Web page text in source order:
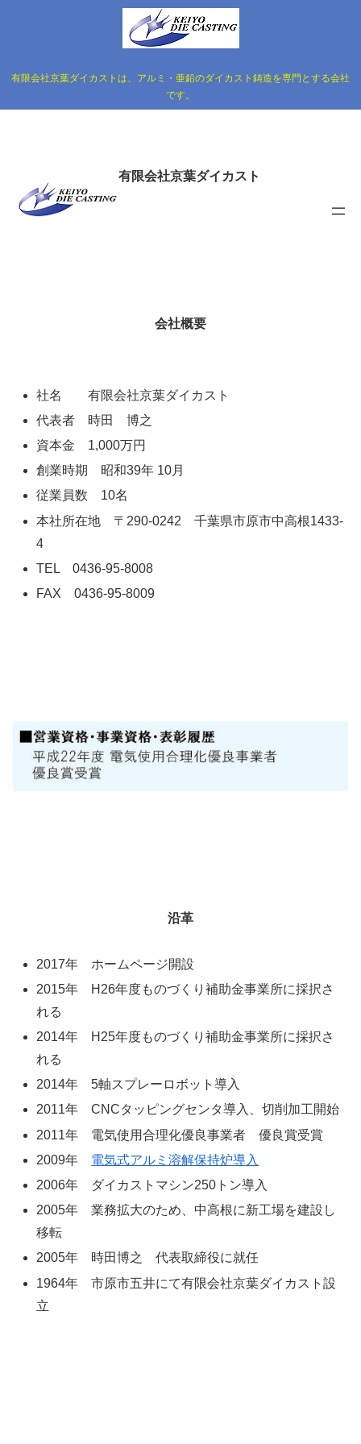
有限会社京葉ダイカストは、アルミ・亜鉛のダイカスト鋳造を専門とする会社
です。
有限会社京葉ダイカスト
会社概要
社名 有限会社京葉ダイカスト
代表者 時田 博之
資本金 1,000万円
創業時期 昭和39年 10月
従業員数 10名
本社所在地 〒290-0242 千葉県市原市中高根1433-
4
TEL 0436-95-8008
FAX 0436-95-8009
沿革
2017年 ホームページ開設
2015年 H26年度ものづくり補助金事業所に採択さ
れる
2014年 H25年度ものづくり補助金事業所に採択さ
れる
2014年 5軸スプレーロボット導入
2011年 CNCタッピングセンタ導入、切削加工開始
2011年 電気使用合理化優良事業者 優良賞受賞
2009年 電気式アルミ溶解保持炉導入
2006年 ダイカストマシン250トン導入
2005年 業務拡大のため、中高根に新工場を建設し
移転
2005年 時田博之 代表取締役に就任
1964年 市原市五井にて有限会社京葉ダイカスト設
立